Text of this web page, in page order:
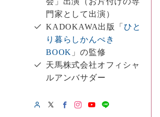
門家として出演）
KADOKAWA出版「 ひと
り暮らしかんぺき
BOOK 」の監修
天馬株式会社オフィシャ
ルアンバサダー